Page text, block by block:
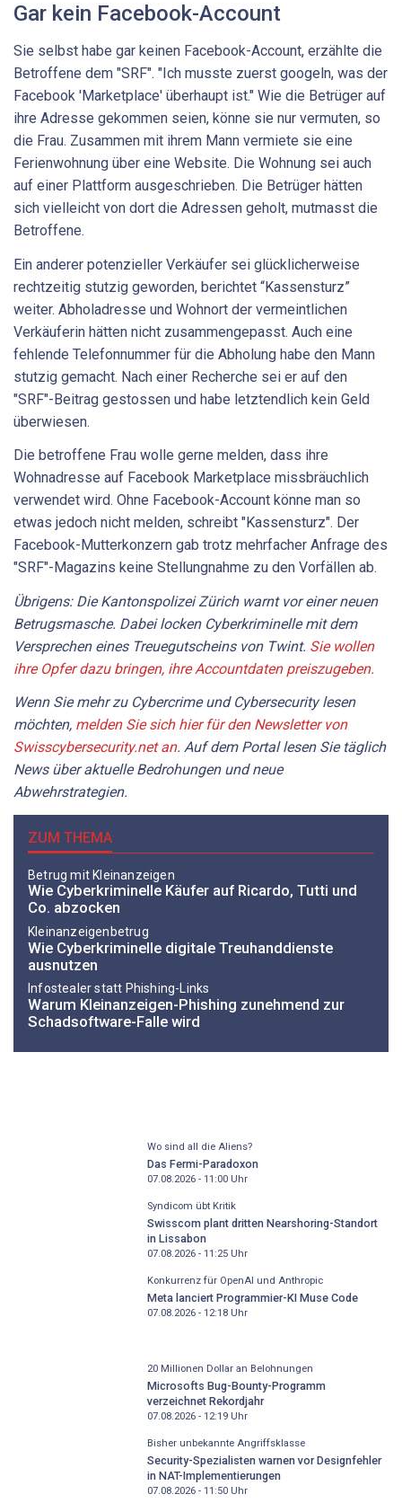
Gar kein Facebook-Account
Sie selbst habe gar keinen Facebook-Account, erzählte die
Betroffene dem "SRF". "Ich musste zuerst googeln, was der
Facebook 'Marketplace' überhaupt ist." Wie die Betrüger auf
ihre Adresse gekommen seien, könne sie nur vermuten, so
die Frau. Zusammen mit ihrem Mann vermiete sie eine
Ferienwohnung über eine Website. Die Wohnung sei auch
auf einer Plattform ausgeschrieben. Die Betrüger hätten
sich vielleicht von dort die Adressen geholt, mutmasst die
Betroffene.
Ein anderer potenzieller Verkäufer sei glücklicherweise
rechtzeitig stutzig geworden, berichtet “Kassensturz”
weiter. Abholadresse und Wohnort der vermeintlichen
Verkäuferin hätten nicht zusammengepasst. Auch eine
fehlende Telefonnummer für die Abholung habe den Mann
stutzig gemacht. Nach einer Recherche sei er auf den
"SRF"-Beitrag gestossen und habe letztendlich kein Geld
überwiesen.
Die betroffene Frau wolle gerne melden, dass ihre
Wohnadresse auf Facebook Marketplace missbräuchlich
verwendet wird. Ohne Facebook-Account könne man so
etwas jedoch nicht melden, schreibt "Kassensturz". Der
Facebook-Mutterkonzern gab trotz mehrfacher Anfrage des
"SRF"-Magazins keine Stellungnahme zu den Vorfällen ab.
Übrigens: Die Kantonspolizei Zürich warnt vor einer neuen
Betrugsmasche. Dabei locken Cyberkriminelle mit dem
Versprechen eines Treuegutscheins von Twint. Sie wollen
ihre Opfer dazu bringen, ihre Accountdaten preiszugeben.
Wenn Sie mehr zu Cybercrime und Cybersecurity lesen
möchten, melden Sie sich hier für den Newsletter von
Swisscybersecurity.net an. Auf dem Portal lesen Sie täglich
News über aktuelle Bedrohungen und neue
Abwehrstrategien.
ZUM THEMA
Betrug mit Kleinanzeigen
Wie Cyberkriminelle Käufer auf Ricardo, Tutti und
Co. abzocken
Kleinanzeigenbetrug
Wie Cyberkriminelle digitale Treuhanddienste
ausnutzen
Infostealer statt Phishing-Links
Warum Kleinanzeigen-Phishing zunehmend zur
Schadsoftware-Falle wird
Wo sind all die Aliens?
Das Fermi-Paradoxon
07.08.2026 - 11:00Uhr
Syndicom übt Kritik
Swisscom plant dritten Nearshoring-Standort
in Lissabon
07.08.2026 - 11:25Uhr
Konkurrenz für OpenAI und Anthropic
Meta lanciert Programmier-KI Muse Code
07.08.2026 - 12:18Uhr
20 Millionen Dollar an Belohnungen
Microsofts Bug-Bounty-Programm
verzeichnet Rekordjahr
07.08.2026 - 12:19Uhr
Bisher unbekannte Angriffsklasse
Security-Spezialisten warnen vor Designfehler
in NAT-Implementierungen
07.08.2026 - 11:50Uhr